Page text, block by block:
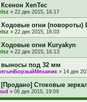
Ксенон XenTec
» 22 дек 2015, 16:17
Ходовые огни (повороты)
» 22 дек 2015, 16:03
Ходовые огни Kuryakyn
» 22 дек 2015, 16:13
выносы под 32 мм
» 14 дек
[Продано] Стоковые
» 06 дек 2015, 19:09